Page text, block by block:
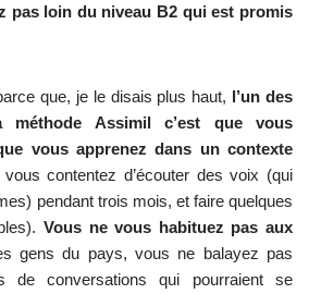
pas loin du niveau B2 qui est promis
que, je le disais plus haut, l’un des
Assimil c’est que vous
vous apprenez dans un contexte
contentez d’écouter des voix (qui
pendant trois mois, et faire quelques
Vous ne vous habituez pas aux
gens du pays, vous ne balayez pas
de conversations qui pourraient se